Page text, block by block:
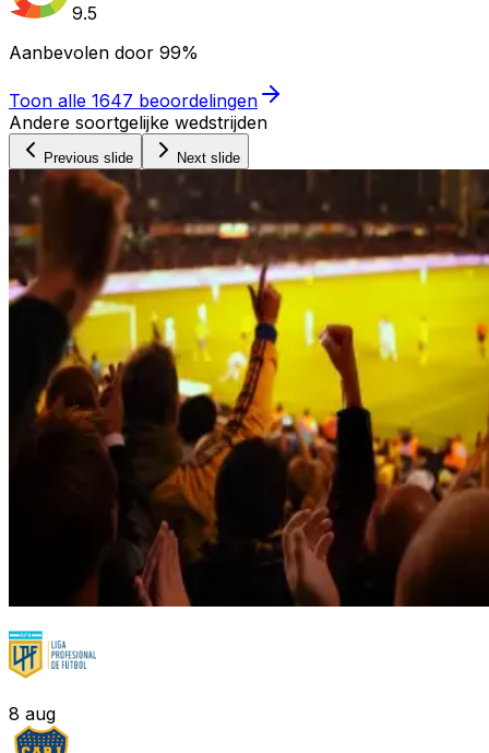
9.5
Aanbevolen door 99%
Toon alle 1647 beoordelingen
Andere soortgelijke wedstrijden
Previous slide Next slide
8 aug